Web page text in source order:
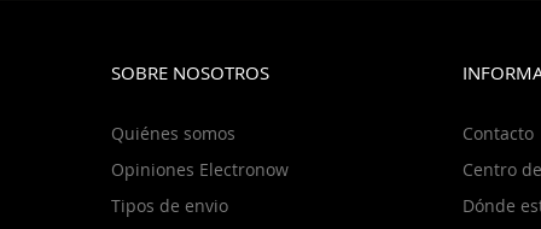
SOBRE NOSOTROS
Quiénes somos
Opiniones Electronow
Tipos de envio
Contacto
Centro
Dónde